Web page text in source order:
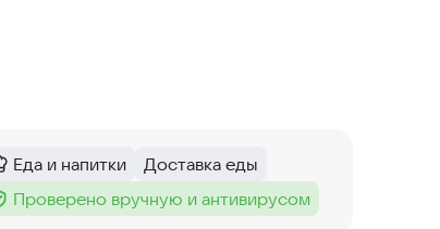
:
Еда и напитки
Тег:
Доставка еды
:
Проверено вручную и антивирусом